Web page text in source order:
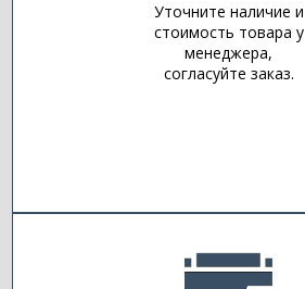
Уточните наличие и
стоимость товара у
менеджера,
согласуйте заказ.